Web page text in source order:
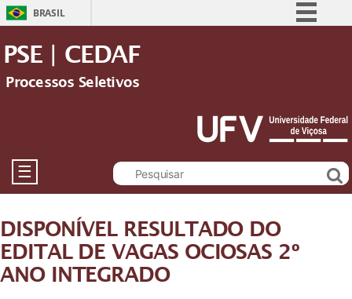
BRASIL
Acesso à informação
Legislação
Canais
PSE | CEDAF
Processos Seletivos
☰
DISPONÍVEL RESULTADO DO
EDITAL DE VAGAS OCIOSAS 2º
ANO INTEGRADO